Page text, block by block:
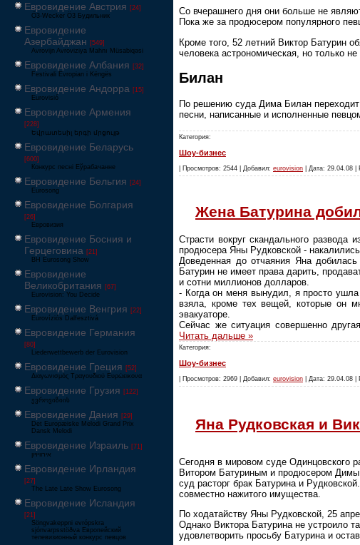
Евровидение Австрия [24]
Ö3-Wecker Ö3 Будильник
Евровидение
Азербайджан [549]
Avrovijn Avroviziya Mahnı Müsabiqəsi
Евровидение Албания [32]
Festivali Evropian i Këngës
Евровидение Андорра [15]
Eurovisió
Евровидение Армения
[228]
Եվրատեսիլ երգի մրցույթ
Евровидение Беларусь
[600]
Конкурс песні Еўрабачанне
Евровидение Бельгия [24]
Eurosong
Евровидение Болгария
[26]
Евровизия
Евровидение Босния и
Герцеговина [21]
BH Eurosong Show
Евровидение
Великобритания [67]
Eurovision: You Decide
Евровидение Венгрия [22]
Eurovíziós Dalfesztivá
Евровидение Германия
[80]
Liederwettbewerb der Eurovision
Евровидение Греция [52]
Διαγωνισμός Τραγουδιού Ευρώεικονα
Евровидение Грузия [122]
ევროვიზიის
Евровидение Дания [29]
Det Europæiske Melodi Grand Prix
Dansk Melodi
Евровидение Израиль [71]
‏אירוויזיון
Евровидение Ирландия
[27]
The Late Late Show Eurosong
Евровидение Исландия
[21]
Söngvakeppni evrópskra
sjónvarpsstöðva Европейский
телевизионный конкурс певцов
Со вчерашнего дня они больше не
Пока же за продюсером популярного
Кроме того, 52 летний Виктор Батурин
человека астрономическая, но только
Билан
По решению суда Дима Билан
песни, написанные и исполненные
Категория:
Шоу-бизнес
| Просмотров: 2544 | Добавил: eurovision | Дата: 29.04.08 |
Жена Батурина
Страсти вокруг скандального развода
продюсера Яны Рудковской -
Доведенная до отчаяния Яна
Батурин не имеет права дарить,
и сотни миллионов долларов.
- Когда он меня вынудил, я просто
взяла, кроме тех вещей, которые он
эвакуаторе.
Сейчас же ситуация совершенно
Читать дальше »
Категория:
Шоу-бизнес
| Просмотров: 2969 | Добавил: eurovision | Дата: 29.04.08 |
Яна Рудковская и
Сегодня в мировом суде Одинцовского
Витором Батуриным и продюсером
суд расторг брак Батурина и
совместно нажитого имущества.
По ходатайству Яны Рудковской, 25
Однако Виктора Батурина не устроило
удовлетворить просьбу Батурина и